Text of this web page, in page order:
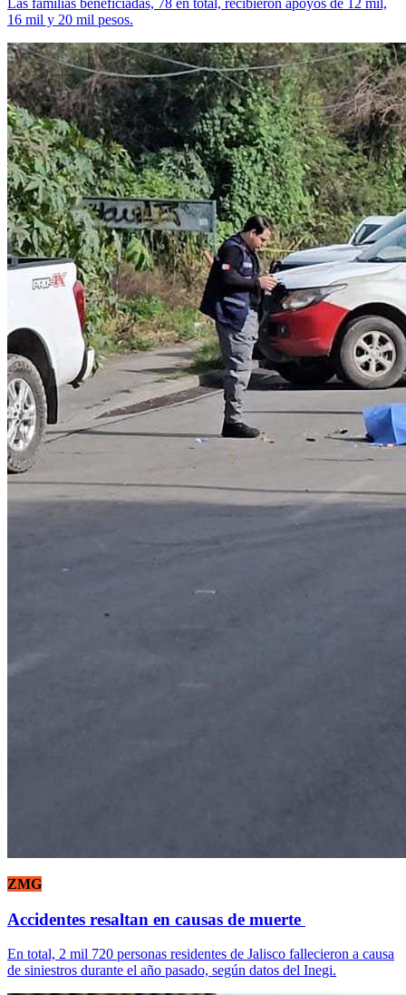
Las familias beneficiadas, 78 en total, recibieron apoyos de 12 mil,
16 mil y 20 mil pesos.
ZMG
Accidentes resaltan en causas de muerte
En total, 2 mil 720 personas residentes de Jalisco fallecieron a causa
de siniestros durante el año pasado, según datos del Inegi.